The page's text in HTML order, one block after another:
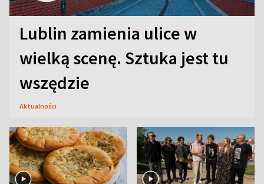
Lublin zamienia ulice w
wielką scenę. Sztuka jest tu
wszędzie
Aktualności